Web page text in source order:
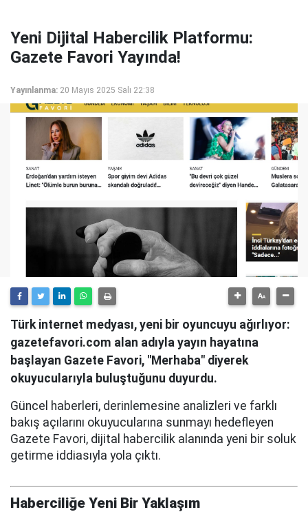
Yeni Dijital Habercilik Platformu:
Gazete Favori Yayında!
Yayınlanma: 20 Mayıs 2025 Salı 22:38
Türk internet medyası, yeni bir oyuncuyu ağırlıyor:
gazetefavori.com alan adıyla yayın hayatına
başlayan Gazete Favori, "Merhaba" diyerek
okuyucularıyla buluştuğunu duyurdu.
Güncel haberleri, derinlemesine analizleri ve farklı
bakış açılarını okuyucularına sunmayı hedefleyen
Gazete Favori, dijital habercilik alanında yeni bir soluk
getirme iddiasıyla yola çıktı.
Haberciliğe Yeni Bir Yaklaşım